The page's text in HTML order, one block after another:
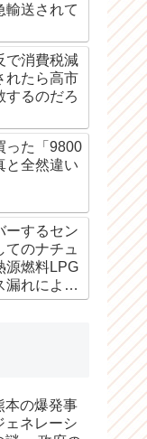
輸送されて
で消費税減
れたら高市
するのだろ
った「9800
と全然違い
ーするセン
てのナチュ
源燃料LPG
漏れによる
本の爆発事
ェネレーシ